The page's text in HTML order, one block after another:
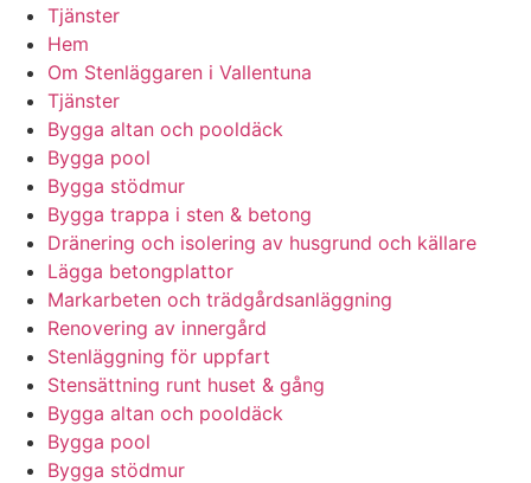
Tjänster
Hem
Om Stenläggaren i Vallentuna
Tjänster
Bygga altan och pooldäck
Bygga pool
Bygga stödmur
Bygga trappa i sten & betong
Dränering och isolering av husgrund och källare
Lägga betongplattor
Markarbeten och trädgårdsanläggning
Renovering av innergård
Stenläggning för uppfart
Stensättning runt huset & gång
Bygga altan och pooldäck
Bygga pool
Bygga stödmur